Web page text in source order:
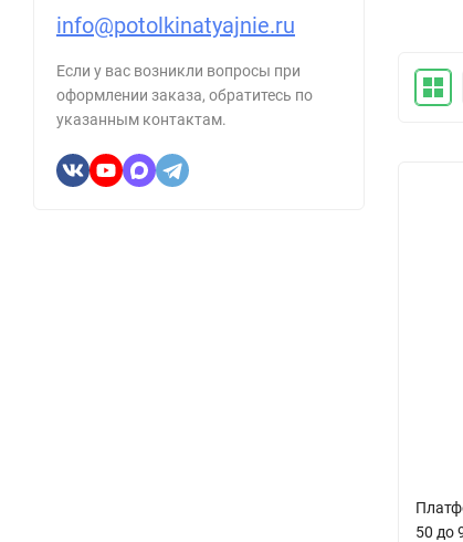
info@potolkinatyajnie.ru
Если у вас возникли вопросы при
оформлении заказа, обратитесь по
указанным контактам.
50 до